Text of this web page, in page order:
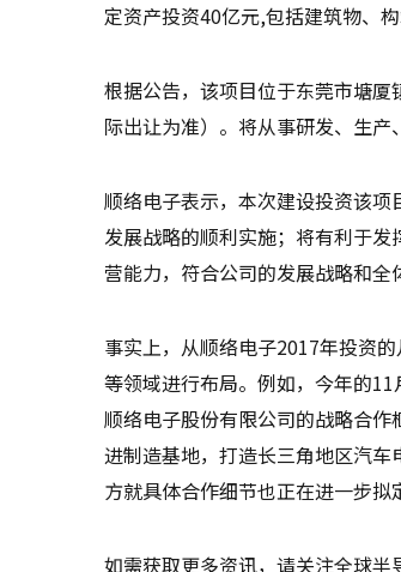
定资产投资40亿元,包括建筑物、
根据公告，该项目位于东莞市塘
际出让为准）。将从事研发、生产
顺络电子表示，本次建设投资该
发展战略的顺利实施；将有利于
营能力，符合公司的发展战略和全
事实上，从顺络电子2017年投资
等领域进行布局。例如，今年的
顺络电子股份有限公司的战略合
进制造基地，打造长三角地区汽
方就具体合作细节也正在进一步拟
如需获取更多资讯，请关注全球